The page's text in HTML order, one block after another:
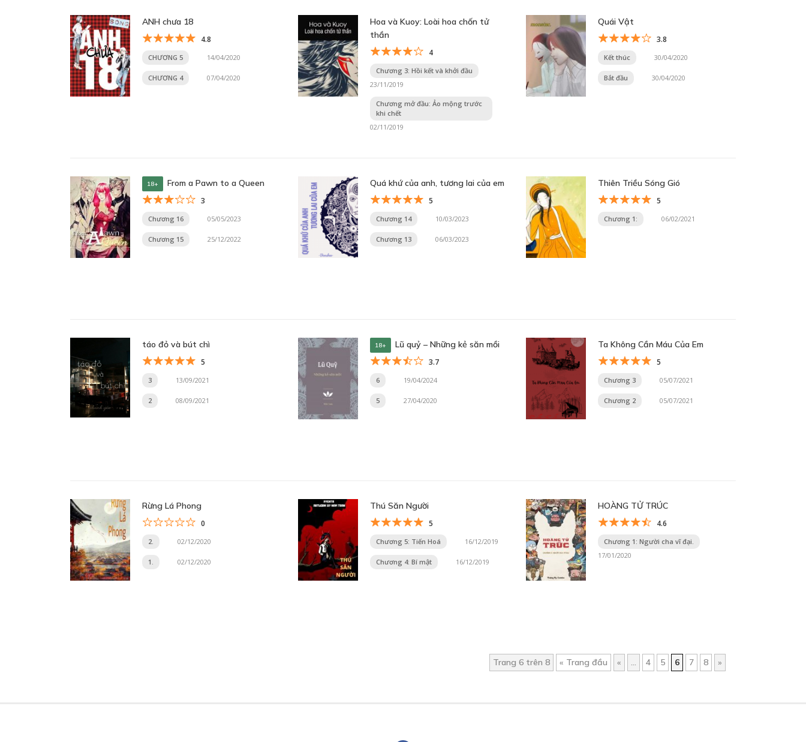
ANH chưa 18
4.8
CHƯƠNG 5 14/04/2020
CHƯƠNG 4 07/04/2020
Hoa và Kuoy: Loài hoa chốn tử
thần
4
Chương 3: Hồi kết và khởi đầu
23/11/2019
Chương mở đầu: Ảo mộng trước
khi chết
02/11/2019
Quái Vật
3.8
Kết thúc 30/04/2020
Bắt đầu 30/04/2020
18+ From a Pawn to a Queen
3
Chương 16 05/05/2023
Chương 15 25/12/2022
Quá khứ của anh, tương lai của em
5
Chương 14 10/03/2023
Chương 13 06/03/2023
Thiên Triều Sóng Gió
5
Chương 1: 06/02/2021
táo đỏ và bút chì
5
3 13/09/2021
2 08/09/2021
18+ Lũ quỷ – Những kẻ săn mồi
3.7
6 19/04/2024
5 27/04/2020
Ta Không Cần Máu Của Em
5
Chương 3 05/07/2021
Chương 2 05/07/2021
Rừng Lá Phong
0
2. 02/12/2020
1. 02/12/2020
Thú Săn Người
5
Chương 5: Tiến Hoá 16/12/2019
Chương 4: Bí mật 16/12/2019
HOÀNG TỬ TRÚC
4.6
Chương 1: Người cha vĩ đại.
17/01/2020
Trang 6 trên 8 « Trang đầu « 4 5 6 7 8 »